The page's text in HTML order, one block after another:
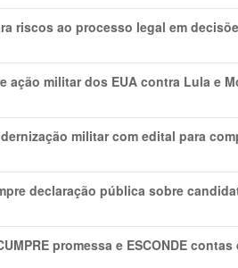
riscos ao processo legal em
ação militar dos EUA contra Lula e
militar com edital para
declaração pública sobre
promessa e ESCONDE